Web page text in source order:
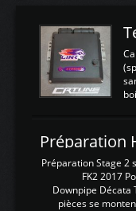
Préparation Stage 2
FK2 2017
Downpipe Décata
pièces se